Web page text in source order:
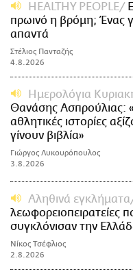
HEALTHY PEOPLE
πρωινό η βρόμη; Ένας
απαντά
Στέλιος Πανταζής
4.8.2026
Ημερολόγια
Θανάσης Ασπρούλιας:
αθλητικές ιστορίες
γίνουν βιβλία»
Γιώργος Λυκουρόπουλος
3.8.2026
Αληθινά εγκλήματα
λεωφορειοπειρατείες
συγκλόνισαν την
Νίκος Τσέφλιος
2.8.2026